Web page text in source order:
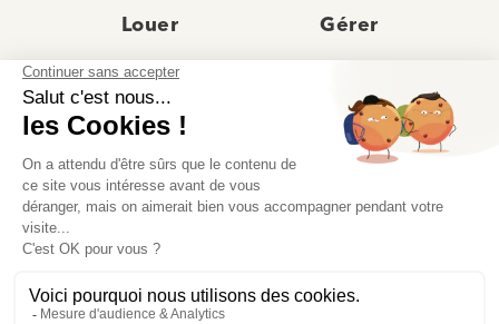
Louer Gérer
Actualités
Recrutement Avis clients
Prestige
© Moriss Immobilier 2025 – Tous droits réservés –
Politique de confidentialité